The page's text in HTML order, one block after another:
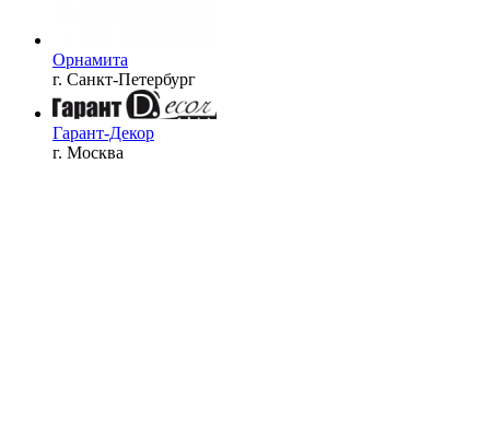
Орнамита
г. Санкт-Петербург
Гарант-Декор
г. Москва